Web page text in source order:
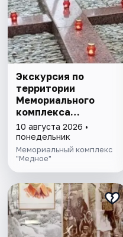
Экскурсия по
территории
Мемориального
комплекса
"Медное"
10 августа 2026 •
понедельник
Мемориальный комплекс
"Медное"